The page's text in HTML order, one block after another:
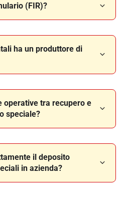
(FIR)?
ha un produttore di
operative tra recupero e
speciale?
il deposito
in azienda?